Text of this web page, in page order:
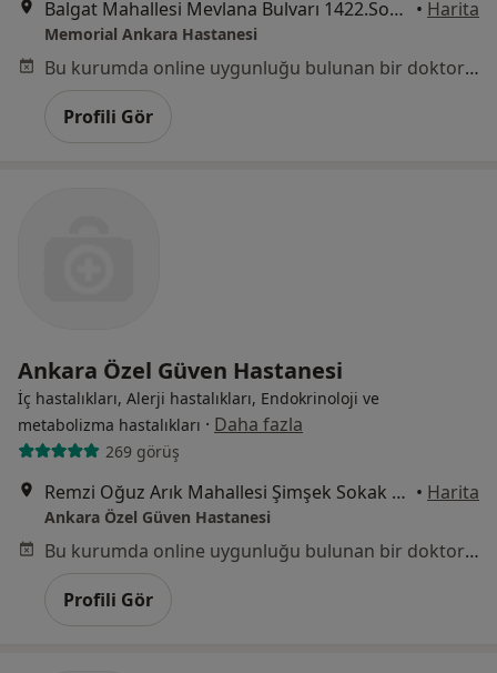
Balgat Mahallesi Mevlana Bulvarı 1422.Sokak No:4, Çankaya • Harita
Memorial Ankara Hastanesi
Bu kurumda online uygunluğu bulunan bir doktor veya uzman bulunamadı
Profili Gör
Ankara Özel Güven Hastanesi
İç hastalıkları, Alerji hastalıkları, Endokrinoloji ve
metabolizma hastalıkları · Daha fazla
269 görüş
Remzi Oğuz Arık Mahallesi Şimşek Sokak No:29 Kavaklıdere, Çankaya • Harita
Ankara Özel Güven Hastanesi
Bu kurumda online uygunluğu bulunan bir doktor veya uzman bulunamadı
Profili Gör